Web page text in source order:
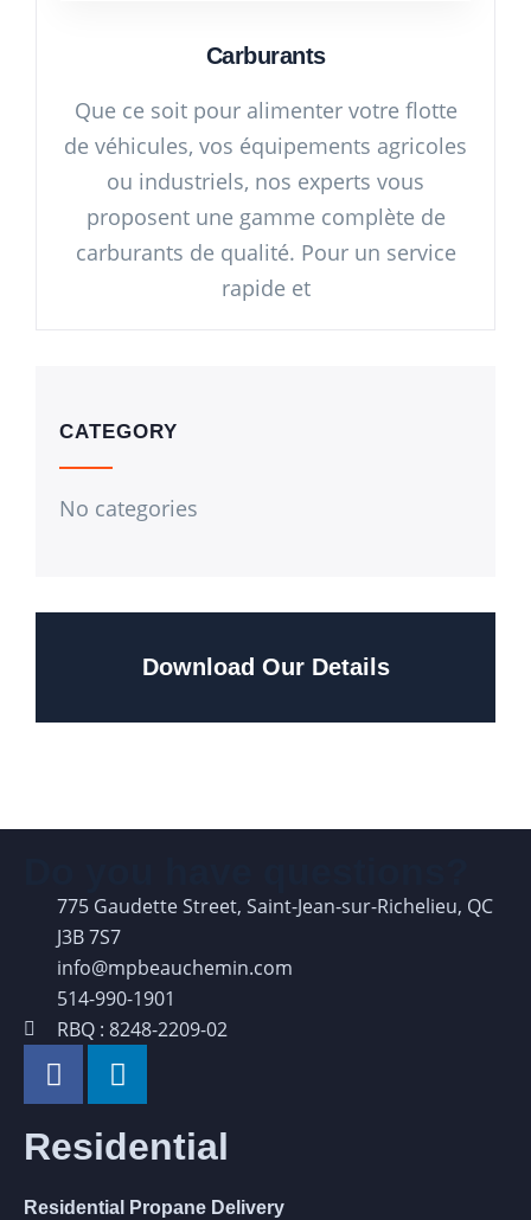
Carburants
Que ce soit pour alimenter votre flotte
de véhicules, vos équipements agricoles
ou industriels, nos experts vous
proposent une gamme complète de
carburants de qualité. Pour un service
rapide et
CATEGORY
No categories
Download Our Details
775 Gaudette Street, Saint-Jean-sur-Richelieu, QC
J3B 7S7
info@mpbeauchemin.com
514-990-1901
RBQ : 8248-2209-02
Residential
Residential Propane Delivery